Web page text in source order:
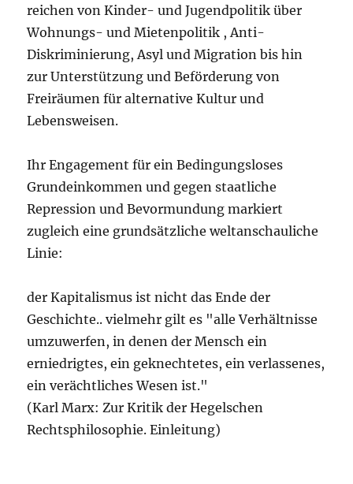
reichen von Kinder- und Jugendpolitik über
Wohnungs- und Mietenpolitik , Anti-
Diskriminierung, Asyl und Migration bis hin
zur Unterstützung und Beförderung von
Freiräumen für alternative Kultur und
Lebensweisen.
Ihr Engagement für ein Bedingungsloses
Grundeinkommen und gegen staatliche
Repression und Bevormundung markiert
zugleich eine grundsätzliche weltanschauliche
Linie:
der Kapitalismus ist nicht das Ende der
Geschichte.. vielmehr gilt es "alle Verhältnisse
umzuwerfen, in denen der Mensch ein
erniedrigtes, ein geknechtetes, ein verlassenes,
ein verächtliches Wesen ist."
(Karl Marx: Zur Kritik der Hegelschen
Rechtsphilosophie. Einleitung)